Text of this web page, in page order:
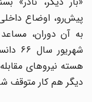
پیش‌رو، اوضاع داخلی
شهریور
هسته نیروهای
دیگر هم کار متوقف شد.